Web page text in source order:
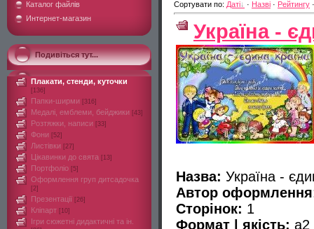
Каталог файлів
Интернет-магазин
Подивіться тут...
Плакати, стенди, куточки
[136]
Папки-ширми [316]
Медалі, емблеми, бейджики [43]
Розтяжки, написи [33]
Фони [52]
Листівки [27]
Цікавинки до свята [13]
Портфоліо [5]
Оформлення груп дитсадочка
[2]
Презентації [26]
Кліпарт [10]
Ігри сюжетні дидактичні та ін.
Сортувати по: Даті · Назві · Рейтингу
Україна -
Назва: Україна -
Автор оформлення
Сторінок: 1
Формат | якість: а2